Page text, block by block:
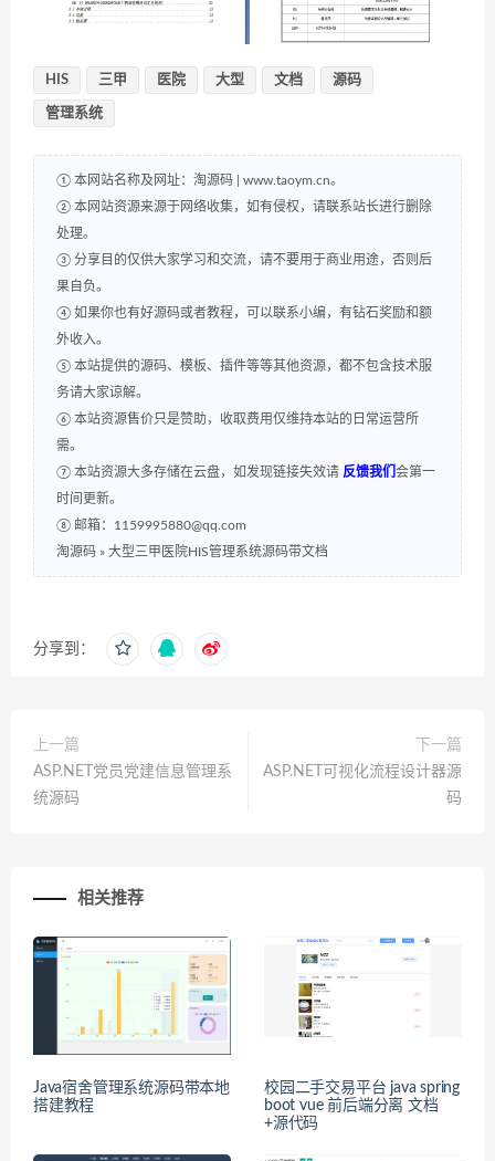
HIS 三甲 医院 大型 文档 源码
管理系统
① 本网站名称及网址：淘源码 | www.taoym.cn。
② 本网站资源来源于网络收集，如有侵权，请联系站长进行删除
处理。
③ 分享目的仅供大家学习和交流，请不要用于商业用途，否则后
果自负。
④ 如果你也有好源码或者教程，可以联系小编，有钻石奖励和额
外收入。
⑤ 本站提供的源码、模板、插件等等其他资源，都不包含技术服
务请大家谅解。
⑥ 本站资源售价只是赞助，收取费用仅维持本站的日常运营所
需。
⑦ 本站资源大多存储在云盘，如发现链接失效请 反馈我们 会第一
时间更新。
⑧ 邮箱：1159995880@qq.com
淘源码 » 大型三甲医院HIS管理系统源码带文档
分享到：
上一篇
ASP.NET党员党建信息管理系
统源码
下一篇
ASP.NET可视化流程设计器源
码
相关推荐
Java宿舍管理系统源码带本地
搭建教程
校园二手交易平台 java spring
boot vue 前后端分离 文档
+源代码